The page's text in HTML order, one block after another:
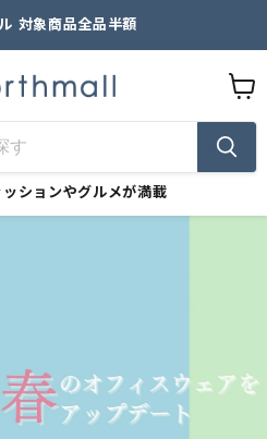
対象商品全品半額
ションやグルメが満載
ー
ト
を
る